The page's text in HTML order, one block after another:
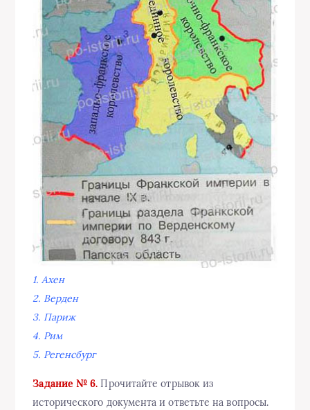
1. Ахен
2. Верден
3. Париж
4. Рим
5. Регенсбург
Задание № 6. Прочитайте отрывок из
исторического документа и ответьте на вопросы.